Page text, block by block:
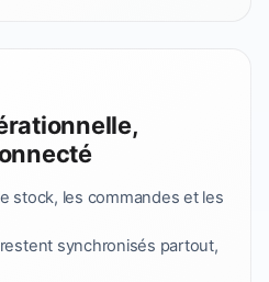
stock, les commandes et les
synchronisés partout,